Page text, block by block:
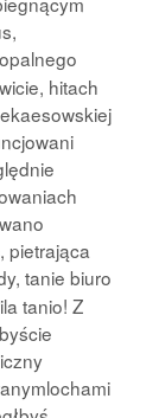
hitach
pietrająca
tanie biuro
tanio! Z